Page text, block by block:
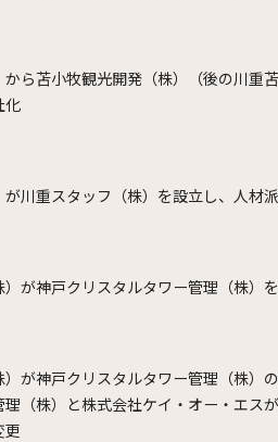
から苫小牧観光開発（株）（後の川重
化
が川重スタッフ（株）を設立し、人材
）が神戸クリスタルタワー管理（株）
が神戸クリスタルタワー管理（株）
理（株）と株式会社ケイ・オー・エス
更